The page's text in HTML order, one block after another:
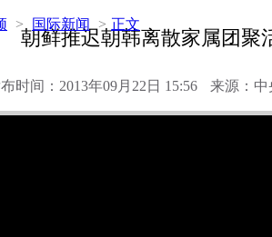
> 国际新闻 > 正文
朝鲜推迟朝韩离散家属团聚
时间：2013年09月22日 15:56 来源：中